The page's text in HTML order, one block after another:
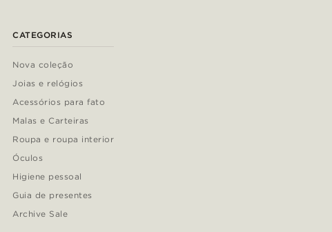
CATEGORIAS
Nova coleção
Joias e relógios
Acessórios para fato
Malas e Carteiras
Roupa e roupa interior
Óculos
Higiene pessoal
Guia de presentes
Archive Sale